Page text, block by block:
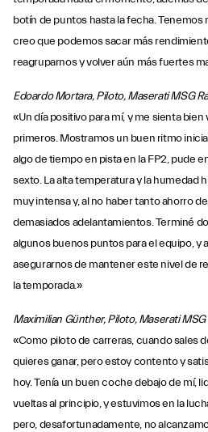
botín de puntos hasta la fecha. Tenemos
creo que podemos sacar más
reagruparnos y volver aún más fuertes
Edoardo Mortara, Piloto, Maserati MSG
«Un día positivo para mí, y me sienta
primeros. Mostramos un buen ritmo
algo de tiempo en pista en la FP2, pude
sexto. La alta temperatura y la humedad
muy intensa y, al no haber tanto ahorro
demasiados adelantamientos. Terminé
algunos buenos puntos para el equipo, y
asegurarnos de mantener este nivel de
la temporada.»
Maximilian Günther, Piloto, Maserati
«Como piloto de carreras, cuando sales
quieres ganar, pero estoy contento y
hoy. Tenía un buen coche debajo de mí,
vueltas al principio, y estuvimos en la
pero, desafortunadamente, no